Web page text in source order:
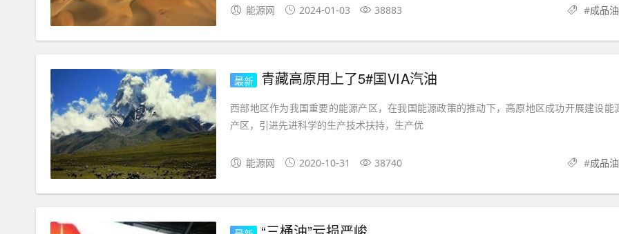
能源网 2024-01-03 38883 #成品油
最新 青藏高原用上了5#国ⅥA汽油
西部地区作为我国重要的能源产区，在我国能源政策的推动下，高原地区成功开展建设能
产区，引进先进科学的生产技术扶持，生产优
能源网 2020-10-31 38740 #成品油